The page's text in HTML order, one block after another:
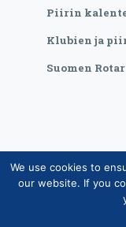
Piirin
Klubien ja
Suomen
Copyright
We use cookies to
our website. If you